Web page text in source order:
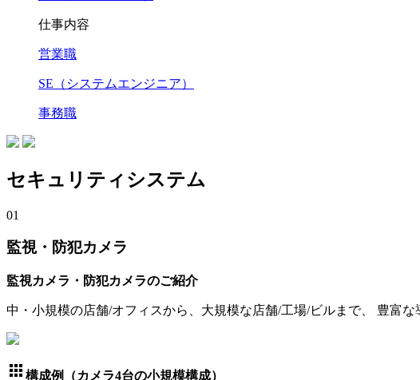
仕事内容
営業職
SE（システムエンジニア）
事務職
セキュリティシステム
01
監視・防犯カメラ
監視カメラ・防犯カメラのご紹介
中・小規模の店舗/オフィスから、大規模な店舗/工場/ビルまで、 豊富
apps 構成例（カメラ4台の小規模構成）